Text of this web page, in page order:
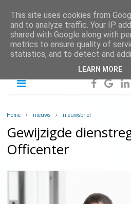
Home nieuws nieuwsbrief
Gewijzigde
Officenter
This site uses cookies from
and to analyze traffic. Your IP
shared with Google along with
metrics to ensure quality of
statistics, and to detect and
LEARN MORE